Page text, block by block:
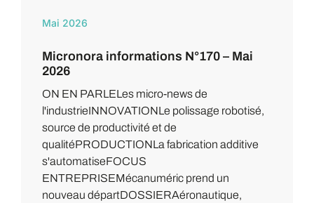
Mai 2026
Micronora informations N°170 – Mai
2026
ON EN PARLELes micro-news de
l'industrieINNOVATIONLe polissage robotisé,
source de productivité et de
qualitéPRODUCTIONLa fabrication additive
s'automatiseFOCUS
ENTREPRISEMécanuméric prend un
nouveau départDOSSIERAéronautique,